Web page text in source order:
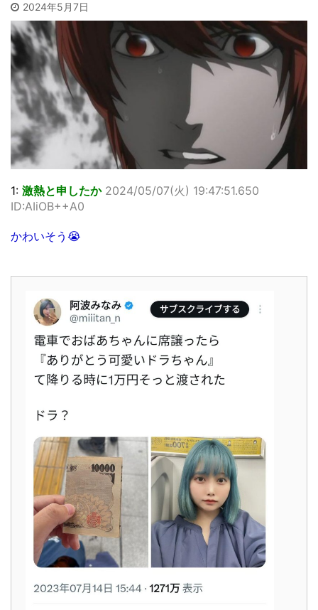
2024年5月7日
1: 激熱と申したか 2024/05/07(火) 19:47:51.650
ID:AIiOB++A0
かわいそう😭